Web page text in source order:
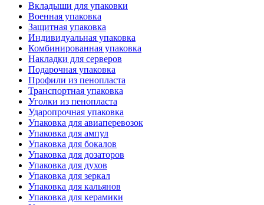
Вкладыши для упаковки
Военная упаковка
Защитная упаковка
Индивидуальная упаковка
Комбинированная упаковка
Накладки для серверов
Подарочная упаковка
Профили из пенопласта
Транспортная упаковка
Уголки из пенопласта
Ударопрочная упаковка
Упаковка для авиаперевозок
Упаковка для ампул
Упаковка для бокалов
Упаковка для дозаторов
Упаковка для духов
Упаковка для зеркал
Упаковка для кальянов
Упаковка для керамики